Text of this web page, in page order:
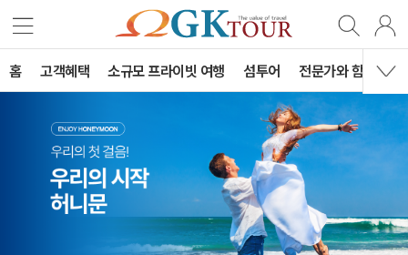
홈 고객혜택 소규모 프라이빗 여행 섬투어 전문가와 함께하는